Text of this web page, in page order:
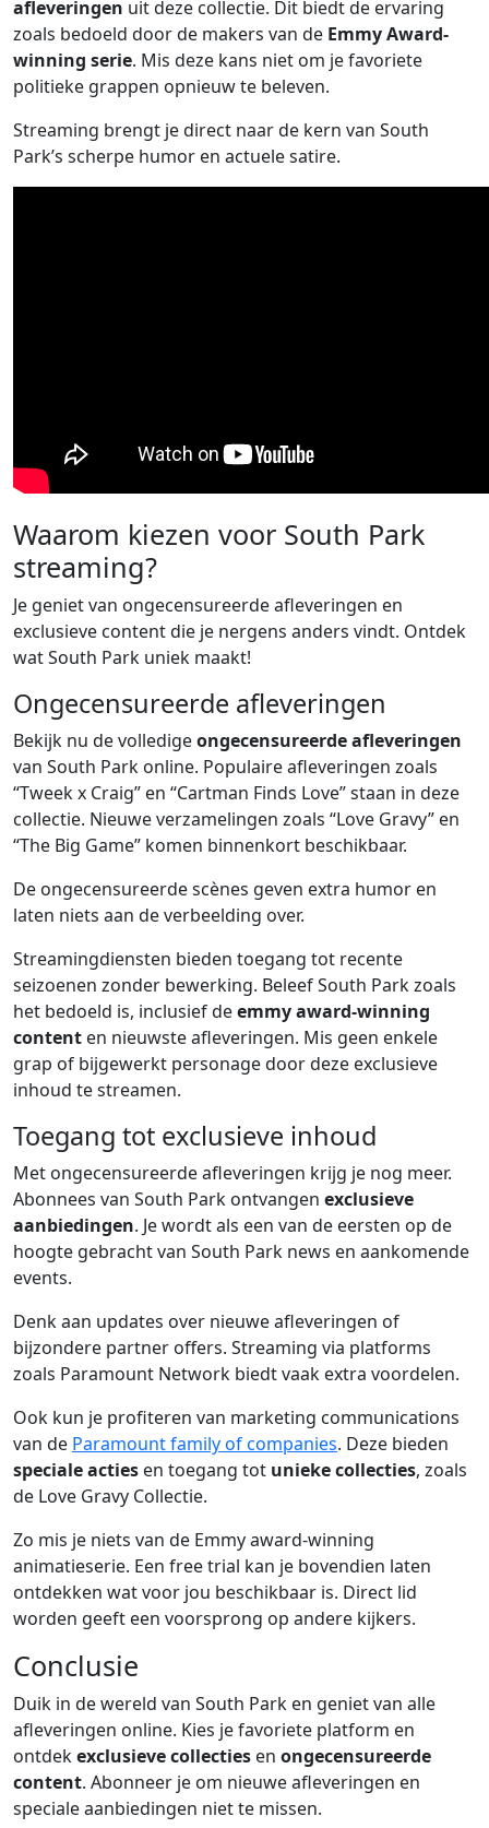
afleveringen uit deze collectie. Dit biedt de ervaring
zoals bedoeld door de makers van de Emmy Award-
winning serie. Mis deze kans niet om je favoriete
politieke grappen opnieuw te beleven.
Streaming brengt je direct naar de kern van South
Park’s scherpe humor en actuele satire.
Waarom kiezen voor South Park
streaming?
Je geniet van ongecensureerde afleveringen en
exclusieve content die je nergens anders vindt. Ontdek
wat South Park uniek maakt!
Ongecensureerde afleveringen
Bekijk nu de volledigeongecensureerde afleveringen
van South Park online. Populaire afleveringen zoals
“Tweek x Craig” en “Cartman Finds Love” staan in deze
collectie. Nieuwe verzamelingen zoals “Love Gravy” en
“The Big Game” komen binnenkort beschikbaar.
De ongecensureerde scènes geven extra humor en
laten niets aan de verbeelding over.
Streamingdiensten bieden toegang tot recente
seizoenen zonder bewerking. Beleef South Park zoals
het bedoeld is, inclusief deemmy award-winning
content en nieuwste afleveringen. Mis geen enkele
grap of bijgewerkt personage door deze exclusieve
inhoud te streamen.
Toegang tot exclusieve inhoud
Met ongecensureerde afleveringen krijg je nog meer.
Abonnees van South Park ontvangen exclusieve
aanbiedingen. Je wordt als een van de eersten op de
hoogte gebracht van South Park news en aankomende
events.
Denk aan updates over nieuwe afleveringen of
bijzondere partner offers. Streaming via platforms
zoals Paramount Network biedt vaak extra voordelen.
Ook kun je profiteren van marketing communications
van de Paramount family of companies. Deze bieden
speciale acties en toegang tot unieke collecties, zoals
de Love Gravy Collectie.
Zo mis je niets van de Emmy award-winning
animatieserie. Een free trial kan je bovendien laten
ontdekken wat voor jou beschikbaar is. Direct lid
worden geeft een voorsprong op andere kijkers.
Conclusie
Duik in de wereld van South Park en geniet van alle
afleveringen online. Kies je favoriete platform en
ontdekexclusieve collecties en ongecensureerde
content. Abonneer je om nieuwe afleveringen en
speciale aanbiedingen niet te missen.